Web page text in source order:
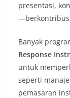
presentasi,
Banyak
Response
untuk
seperti
pemasaran